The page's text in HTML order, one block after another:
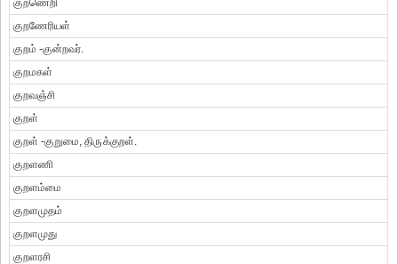
குறணெறி
குறணேரியள்
குறம் -குன்றவர்.
குறமகள்
குறவஞ்சி
குறள்
குறள் -குறுமை, திருக்குறள்.
குறளணி
குறளம்மை
குறளமுதம்
குறளமுது
குறளரசி